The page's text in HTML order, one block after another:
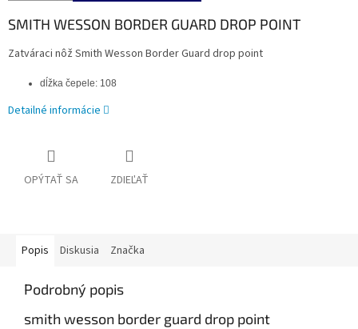
SMITH WESSON BORDER GUARD DROP POINT
Zatváraci nôž Smith Wesson Border Guard drop point
dĺžka čepele: 108
Detailné informácie
OPÝTAŤ SA ZDIEĽAŤ
Popis Diskusia Značka
Podrobný popis
smith wesson border guard drop point